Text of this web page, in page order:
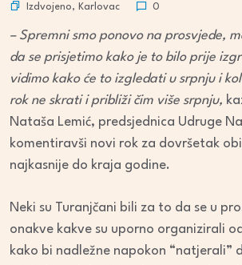
Izdvojeno, Karlovac 0
– Spremni smo ponovo na prosvjede,
da se prisjetimo kako je to bilo prije
vidimo kako će to izgledati u srpnju i
rok ne skrati i približi čim više srpnju,
Nataša Lemić, predsjednica Udruge
komentiravši novi rok za dovršetak
najkasnije do kraja godine.
Neki su Turanjčani bili za to da se u
onakve kakve su uporno organizirali
kako bi nadležne napokon “natjerali”